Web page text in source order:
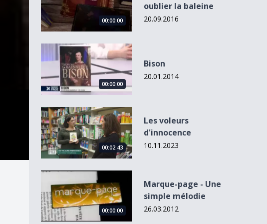
00:00:00
oublier la baleine
20.09.2016
Bison
00:00:00
Bison
20.01.2014
Les voleurs d&#039;innocence
00:02:43
Les voleurs
d'innocence
10.11.2023
Marque-page - Une simple mélodie
00:00:00
Marque-page - Une
simple mélodie
26.03.2012